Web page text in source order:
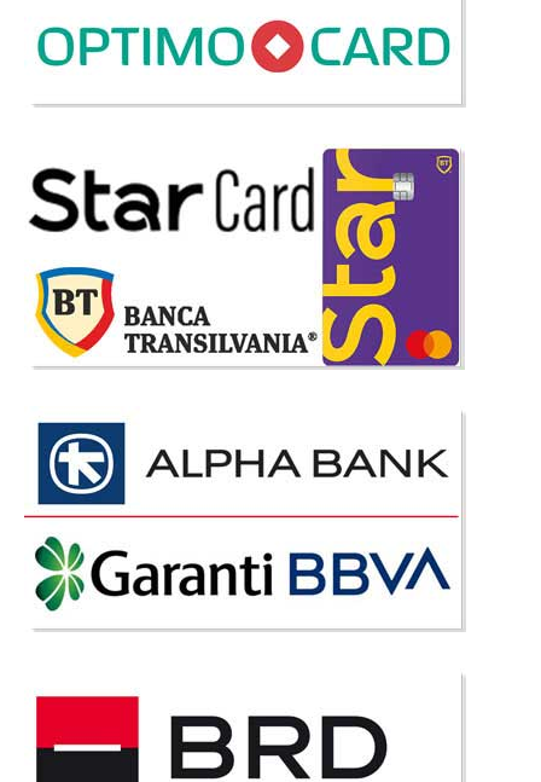
Canapea extensibila catifea crem pt.
living elegant de Lux Perissa
Canapele extensibile Crem de 3 locuri de 2 locuri sau fotolii pt. living
elegant de Lux Perissa ⭐ Oferta Pret Alegerea setului de canapele si fotolii
pentru living trebuie facuta cu atentie la detalii si in special la combinatia
de culori si materiale. Un set de canapele ex..
4.460 Lei
Pret Redus2.587 Lei
Adauga la Favorite
-39%
Canapea Gri Moderna extensibila pt.
living Venice de Lux